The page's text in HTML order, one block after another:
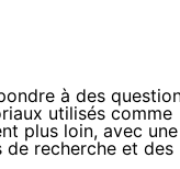
à des
utilisés comme
plus loin, avec une
de recherche et des